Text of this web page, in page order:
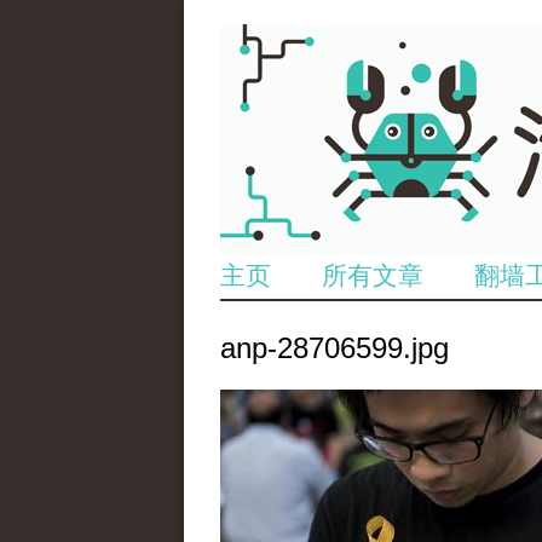
主页 所有文章 翻墙
anp-28706599.jpg